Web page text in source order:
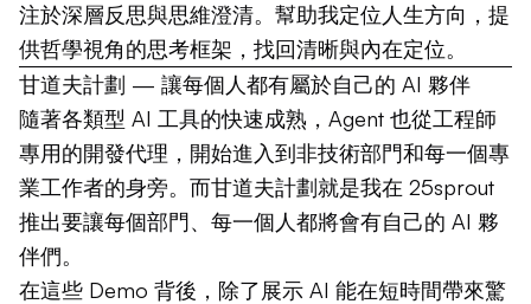
注於深層反思與思維澄清。幫助我定位人生方向，提
供哲學視角的思考框架，找回清晰與內在定位。
甘道夫計劃 — 讓每個人都有屬於自己的 AI 夥伴
隨著各類型 AI 工具的快速成熟，Agent 也從工程師
專用的開發代理，開始進入到非技術部門和每一個專
業工作者的身旁。而甘道夫計劃就是我在 25sprout
推出要讓每個部門、每一個人都將會有自己的 AI 夥
伴們。
在這些 Demo 背後，除了展示 AI 能在短時間帶來驚